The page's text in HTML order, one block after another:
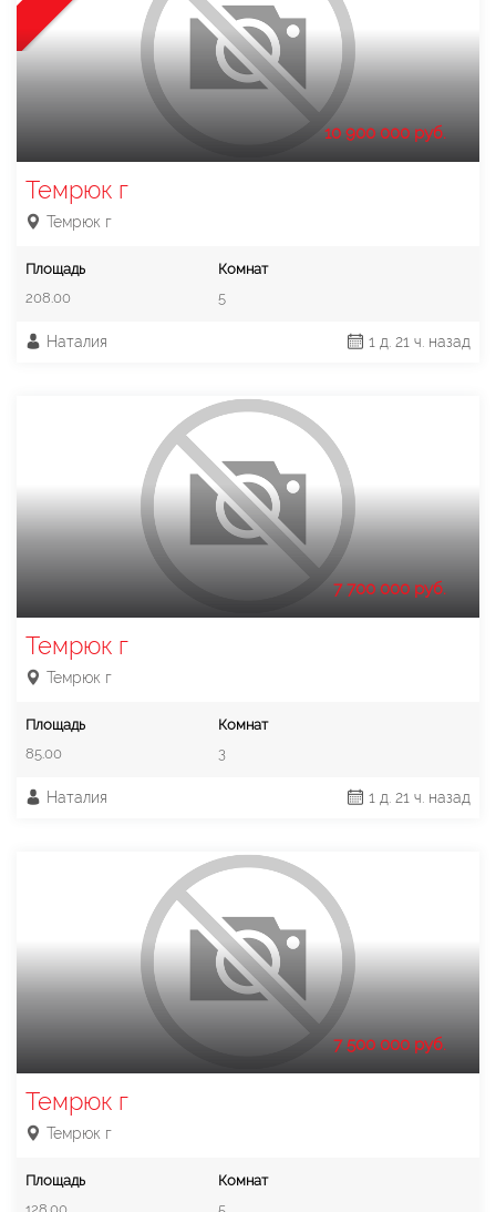
10 900 000 руб.
Темрюк г
Темрюк г
Площадь
208.00
Комнат
5
Наталия 1 д. 21 ч. назад
7 700 000 руб.
Темрюк г
Темрюк г
Площадь
85.00
Комнат
3
Наталия 1 д. 21 ч. назад
7 500 000 руб.
Темрюк г
Темрюк г
Площадь
Комнат